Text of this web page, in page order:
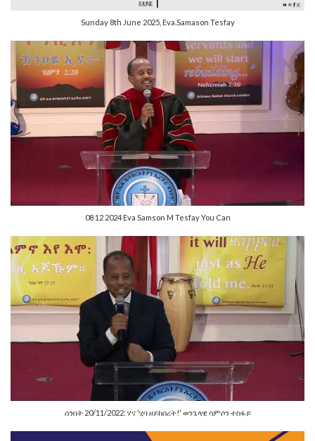
Sunday 8th June 2025, Eva.Samason Tesfay
08 12 2024 Eva Samson M Tesfay You Can
ሰንበት 20/11/2022: ሃና 'ሂባ ዘይከሰረት!' ወንጌላዊ ሳምሶን ተስፋይ